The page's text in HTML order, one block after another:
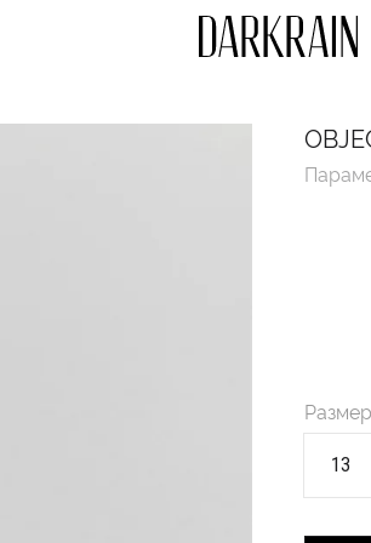
13